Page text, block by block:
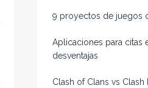
9 proyectos de juegos
Aplicaciones para citas
desventajas
Clash of Clans vs